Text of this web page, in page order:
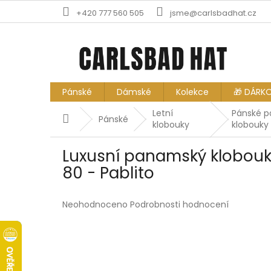
+420 777 560 505 jsme@carlsbadhat.cz
Pánské Dámské Kolekce 🎁
DomůPánské
Letní
klobouky
Pánské
klobouky
Luxusní panamský
80 - Pablito
Průměrné
Neohodnoceno Podrobnosti hodnocení